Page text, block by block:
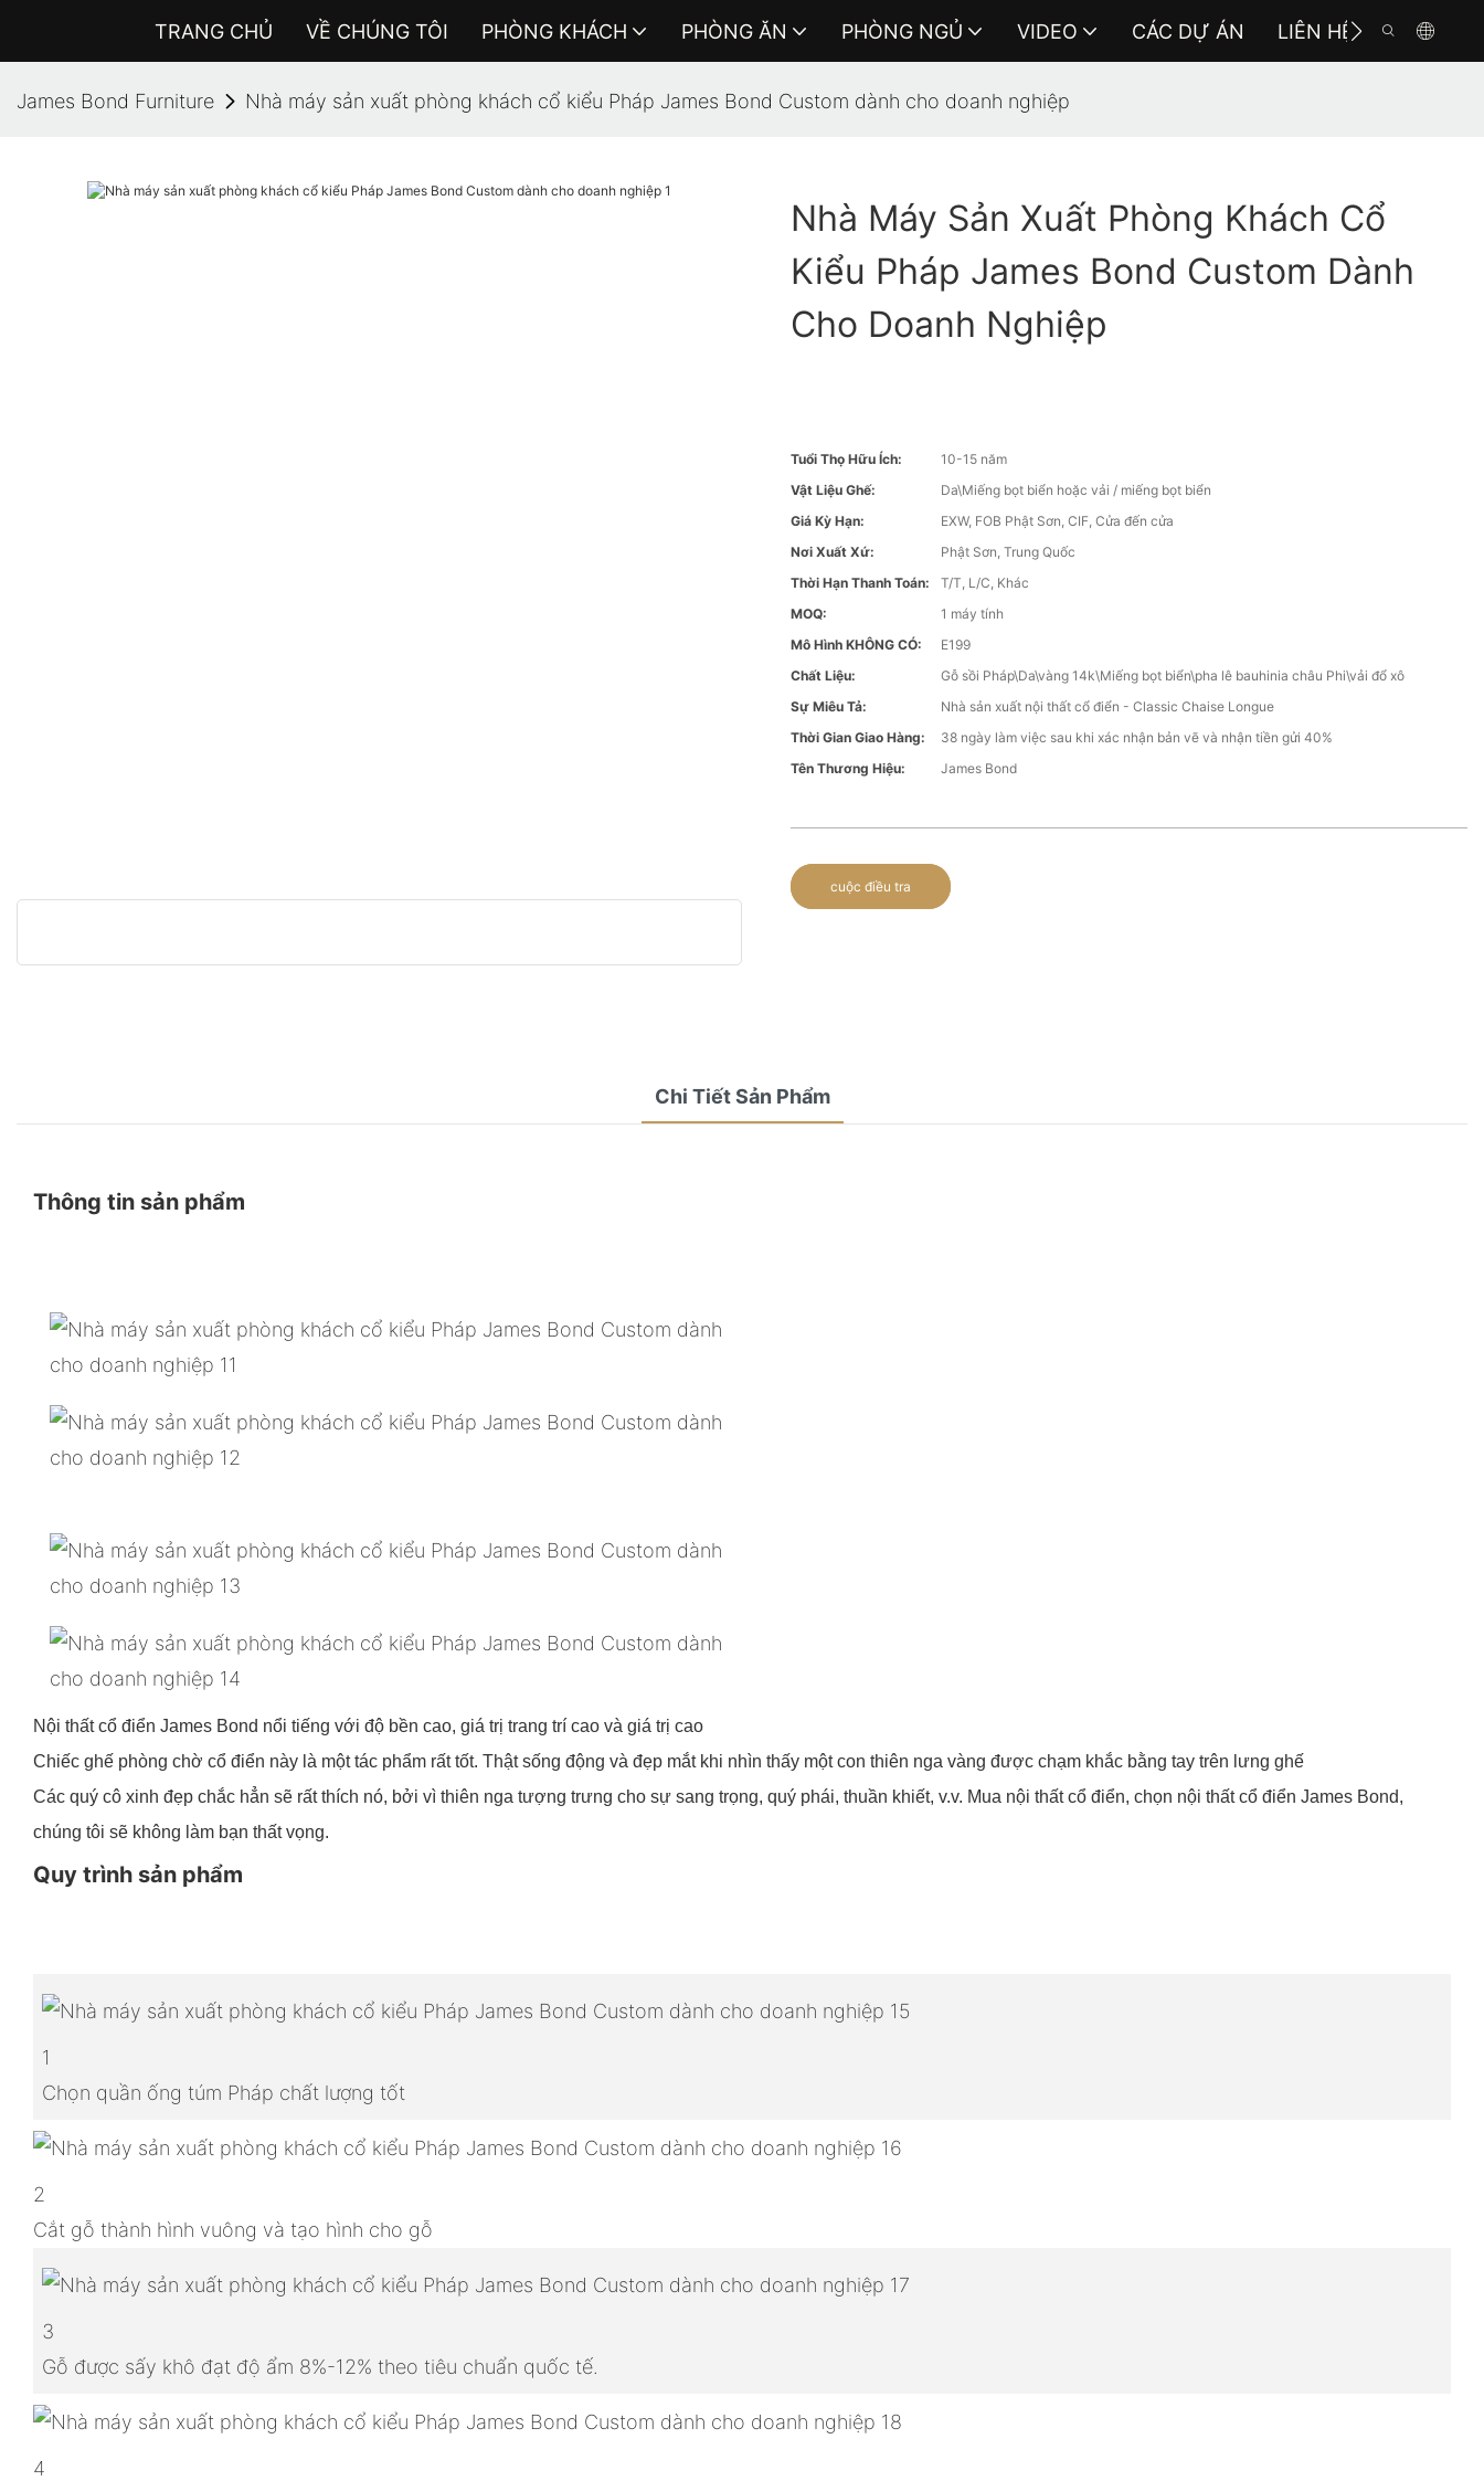
TRANG CHỦ VỀ CHÚNG TÔI PHÒNG KHÁCH PHÒNG ĂN PHÒNG NGỦ VIDEO CÁC DỰ ÁN LIÊN HỆ VỚI CHÚNG
James Bond Furniture Nhà máy sản xuất phòng khách cổ kiểu Pháp James Bond Custom dành cho doanh nghiệp
Nhà Máy Sản Xuất Phòng Khách Cổ
Kiểu Pháp James Bond Custom Dành
Cho Doanh Nghiệp
Tuổi Thọ Hữu Ích:
10-15 năm
Vật Liệu Ghế:
Da\Miếng bọt biển hoặc vải / miếng bọt biển
Giá Kỳ Hạn:
EXW, FOB Phật Sơn, CIF, Cửa đến cửa
Nơi Xuất Xứ:
Phật Sơn, Trung Quốc
Thời Hạn Thanh Toán:
T/T, L/C, Khác
MOQ:
1 máy tính
Mô Hình KHÔNG CÓ:
E199
Chất Liệu:
Gỗ sồi Pháp\Da\vàng 14k\Miếng bọt biển\pha lê bauhinia châu Phi\vải đổ xô
Sự Miêu Tả:
Nhà sản xuất nội thất cổ điển - Classic Chaise Longue
Thời Gian Giao Hàng:
38 ngày làm việc sau khi xác nhận bản vẽ và nhận tiền gửi 40%
Tên Thương Hiệu:
James Bond
cuộc điều tra
Chi Tiết Sản Phẩm
Thông tin sản phẩm
Nội thất cổ điển James Bond nổi tiếng với độ bền cao, giá trị trang trí cao và giá trị cao
Chiếc ghế phòng chờ cổ điển này là một tác phẩm rất tốt. Thật sống động và đẹp mắt khi nhìn thấy một con thiên nga vàng được chạm khắc bằng tay trên lưng ghế
Các quý cô xinh đẹp chắc hẳn sẽ rất thích nó, bởi vì thiên nga tượng trưng cho sự sang trọng, quý phái, thuần khiết, v.v. Mua nội thất cổ điển, chọn nội thất cổ điển James Bond,
chúng tôi sẽ không làm bạn thất vọng.
Quy trình sản phẩm
1
Chọn quần ống túm Pháp chất lượng tốt
2
Cắt gỗ thành hình vuông và tạo hình cho gỗ
3
Gỗ được sấy khô đạt độ ẩm 8%-12% theo tiêu chuẩn quốc tế.
4